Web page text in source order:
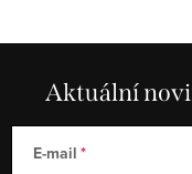
Aktuální
E-mail